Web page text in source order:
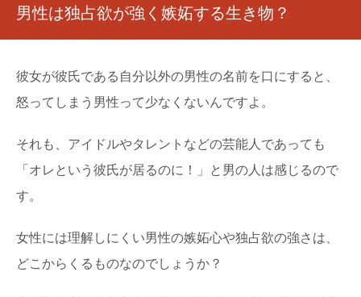
男性は独占欲が強く嫉妬する生き物？
彼女が彼氏である自分以外の男性の名前を口にすると、
怒ってしまう男性って少なくないんですよ。
それも、アイドルやタレントなどの芸能人であっても
「オレという彼氏が居るのに！」と男の人は感じるので
す。
女性には理解しにくい男性の嫉妬心や独占欲の強さは、
どこからくるものなのでしょうか？